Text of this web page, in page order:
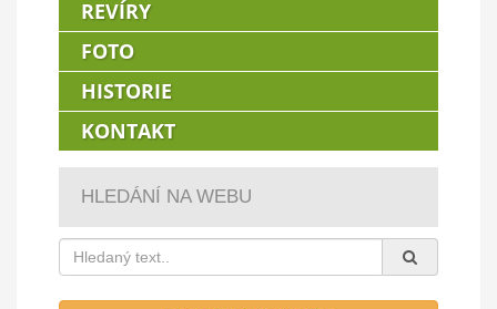
REVÍRY
FOTO
HISTORIE
KONTAKT
HLEDÁNÍ NA WEBU